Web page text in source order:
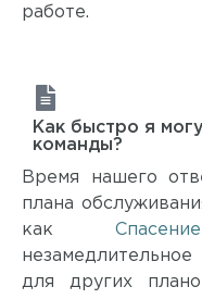
работе.
Как быстро я
команды?
Время нашего
плана
как
для других